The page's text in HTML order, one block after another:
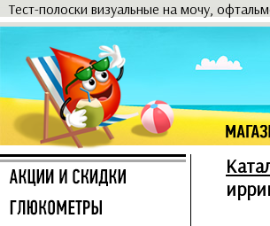
Тест-полоски визуальные на мочу,